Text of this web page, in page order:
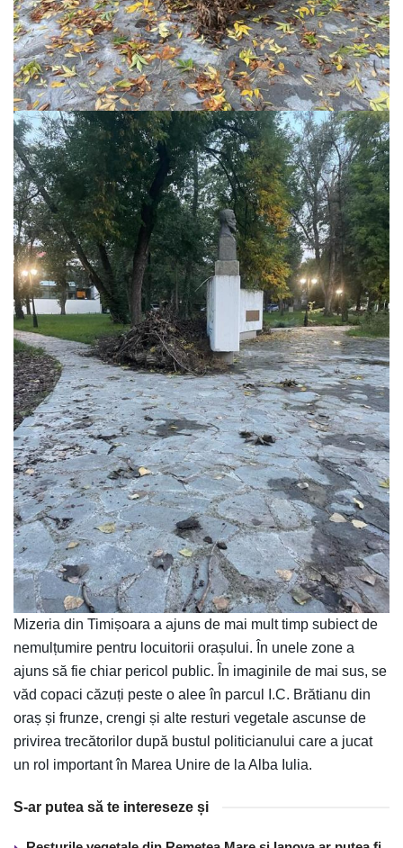
Mizeria din Timișoara a ajuns de mai mult timp subiect de
nemulțumire pentru locuitorii orașului. În unele zone a
ajuns să fie chiar pericol public. În imaginile de mai sus, se
văd copaci căzuți peste o alee în parcul I.C. Brătianu din
oraș și frunze, crengi și alte resturi vegetale ascunse de
privirea trecătorilor după bustul politicianului care a jucat
un rol important în Marea Unire de la Alba Iulia.
S-ar putea să te intereseze și